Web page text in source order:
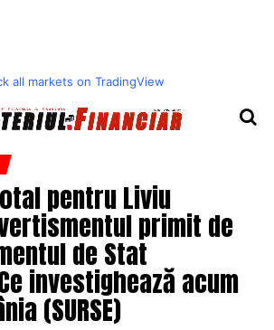
all markets on TradingView
total pentru Liviu
primit de
de Stat
investighează acum
(SURSE)